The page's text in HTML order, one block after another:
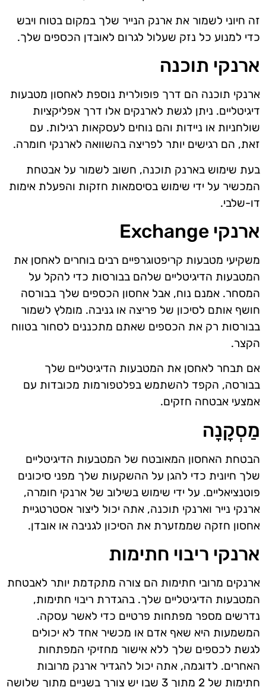
זה חיוני לשמור את ארנק הנייר שלך במקום בטוח ויבש
כדי למנוע כל נזק שעלול לגרום לאובדן הכספים שלך.
ארנקי תוכנה
ארנקי תוכנה הם דרך פופולרית נוספת לאחסון מטבעות
דיגיטליים. ניתן לגשת לארנקים אלו דרך אפליקציות
שולחניות או ניידות והם נוחים לעסקאות רגילות. עם
זאת, הם רגישים יותר לפריצה בהשוואה לארנקי חומרה.
בעת שימוש בארנק תוכנה, חשוב לשמור על אבטחת
המכשיר על ידי שימוש בסיסמאות חזקות והפעלת אימות
דו-שלבי.
ארנקי Exchange
משקיעי מטבעות קריפטוגרפיים רבים בוחרים לאחסן את
המטבעות הדיגיטליים שלהם בבורסות כדי להקל על
המסחר. אמנם נוח, אבל אחסון הכספים שלך בבורסה
חושף אותם לסיכון של פריצה או גניבה. מומלץ לשמור
בבורסות רק את הכספים שאתם מתכננים לסחור בטווח
הקצר.
אם תבחר לאחסן את המטבעות הדיגיטליים שלך
בבורסה, הקפד להשתמש בפלטפורמות מכובדות עם
אמצעי אבטחה חזקים.
מַסְקָנָה
הבטחת האחסון המאובטח של המטבעות הדיגיטליים
שלך חיונית כדי להגן על ההשקעות שלך מפני סיכונים
פוטנציאליים. על ידי שימוש בשילוב של ארנקי חומרה,
ארנקי נייר וארנקי תוכנה, אתה יכול ליצור אסטרטגיית
אחסון חזקה שממזערת את הסיכון לגניבה או אובדן.
ארנקי ריבוי חתימות
ארנקים מרובי חתימות הם צורה מתקדמת יותר לאבטחת
המטבעות הדיגיטליים שלך. בהגדרת ריבוי חתימות,
נדרשים מספר מפתחות פרטיים כדי לאשר עסקה.
המשמעות היא שאף אדם או מכשיר אחד לא יכולים
לגשת לכספים שלך ללא אישור מחזיקי המפתחות
האחרים. לדוגמה, אתה יכול להגדיר ארנק מרובות
חתימות של 2 מתוך 3 שבו יש צורך בשניים מתוך שלושה